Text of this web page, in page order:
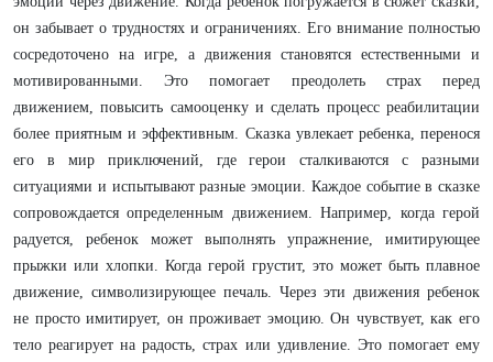
он забывает о трудностях и ограничениях. Его внимание полностью
сосредоточено на игре, а движения становятся естественными и
мотивированными. Это помогает преодолеть страх перед
движением, повысить самооценку и сделать процесс реабилитации
более приятным и эффективным. Сказка увлекает ребенка, перенося
его в мир приключений, где герои сталкиваются с разными
ситуациями и испытывают разные эмоции. Каждое событие в сказке
сопровождается определенным движением. Например, когда герой
радуется, ребенок может выполнять упражнение, имитирующее
прыжки или хлопки. Когда герой грустит, это может быть плавное
движение, символизирующее печаль. Через эти движения ребенок
не просто имитирует, он проживает эмоцию. Он чувствует, как его
тело реагирует на радость, страх или удивление. Это помогает ему